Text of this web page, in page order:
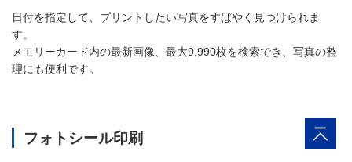
日付を指定して、プリントしたい写真をすばやく見つけられま
す。
メモリーカード内の最新画像、最大9,990枚を検索でき、写真の整
理にも便利です。
フォトシール印刷